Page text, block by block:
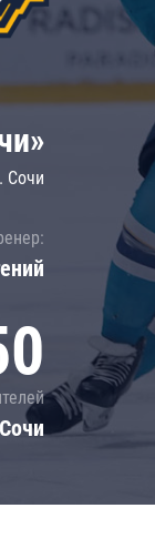
Локомотив
ЦСКА
Шанхайские Драконы
Сочи